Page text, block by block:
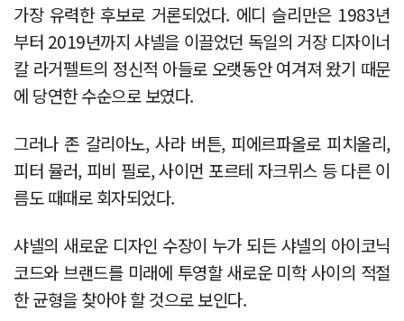
가장 유력한 후보로 거론되었다. 에디 슬리만은 1983년
부터 2019년까지 샤넬을 이끌었던 독일의 거장 디자이너
칼 라거펠트의 정신적 아들로 오랫동안 여겨져 왔기 때문
에 당연한 수순으로 보였다.
그러나 존 갈리아노, 사라 버튼, 피에르파올로 피치올리,
피터 뮬러, 피비 필로, 사이먼 포르테 자크뮈스 등 다른 이
름도 때때로 회자되었다.
샤넬의 새로운 디자인 수장이 누가 되든 샤넬의 아이코닉
코드와 브랜드를 미래에 투영할 새로운 미학 사이의 적절
한 균형을 찾아야 할 것으로 보인다.